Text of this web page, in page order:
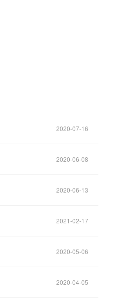
2020-07-16
2020-06-08
2020-06-13
2021-02-17
2020-05-06
2020-04-05